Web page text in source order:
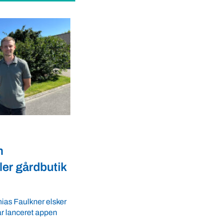
A tilbyder
ro i maven til
VBF byder